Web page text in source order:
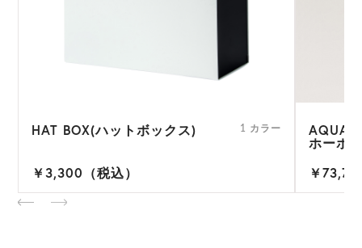
HAT BOX(ハットボックス) 1 カラー
￥3,300（税込）
ホーボ
￥